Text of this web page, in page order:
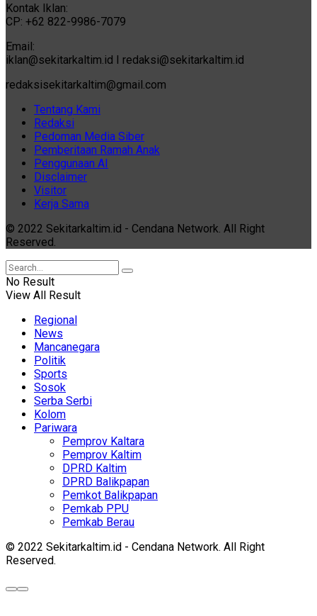
Kontak Iklan:
CP: +62 822-9986-7079
Email:
iklan@sekitarkaltim.id I redaksi@sekitarkaltim.id
redaksisekitarkaltim@gmail.com
Tentang Kami
Redaksi
Pedoman Media Siber
Pemberitaan Ramah Anak
Penggunaan AI
Disclaimer
Visitor
Kerja Sama
© 2022 Sekitarkaltim.id - Cendana Network. All Right
Reserved.
No Result
View All Result
Regional
News
Mancanegara
Politik
Sports
Sosok
Serba Serbi
Kolom
Pariwara
Pemprov Kaltara
Pemprov Kaltim
DPRD Kaltim
DPRD Balikpapan
Pemkot Balikpapan
Pemkab PPU
Pemkab Berau
© 2022 Sekitarkaltim.id - Cendana Network. All Right
Reserved.